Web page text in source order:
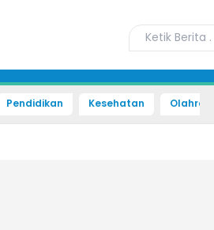
Pendidikan Kesehatan Olahraga